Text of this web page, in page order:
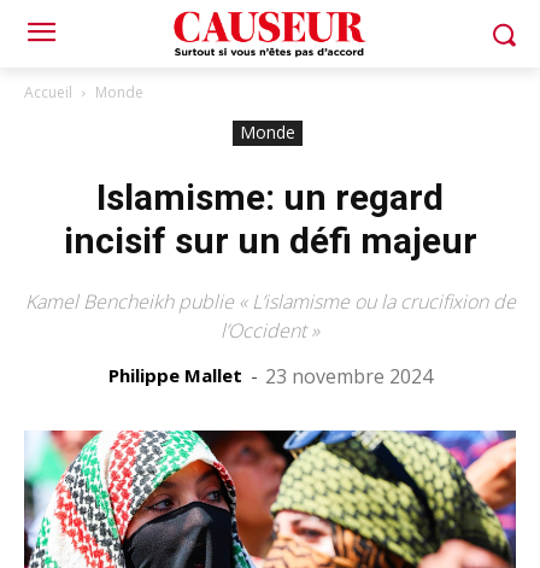
Accueil Monde
Monde
Islamisme: un regard
incisif sur un défi majeur
Kamel Bencheikh publie « L’islamisme ou la crucifixion de
l’Occident »
Philippe Mallet - 23 novembre 2024